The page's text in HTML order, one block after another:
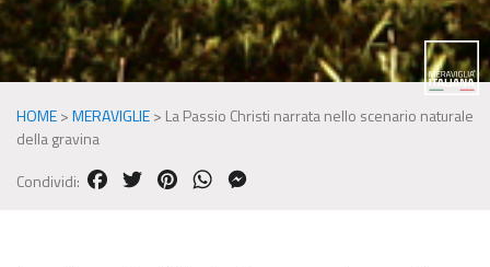
HOME>MERAVIGLIE> La Passio Christi narrata nello scenario naturale
della gravina
Condividi:
FACEBOOK
TWITTERPINTERESTWHATSAPP